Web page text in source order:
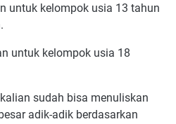
untuk kelompok usia 13 tahun
untuk kelompok usia 18
sudah bisa menuliskan
adik-adik berdasarkan